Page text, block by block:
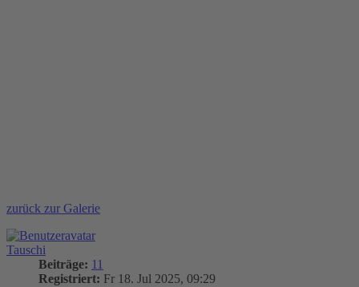
zurück zur Galerie
Tauschi
Beiträge: 11
Registriert: Fr 18. Jul 2025, 09:29